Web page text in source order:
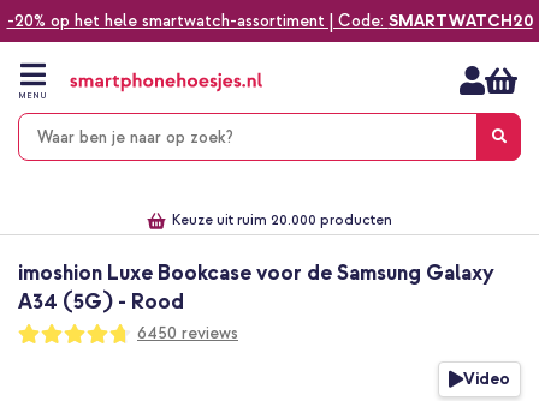
-20% op het hele smartwatch-assortiment | Code: SMARTWATCH20
naar
inhoud
MENU
Keuze uit ruim 20.000 producten
imoshion Luxe Bookcase voor de Samsung Galaxy
A34 (5G) - Rood
Waardering:
94
100
6450 reviews
Video